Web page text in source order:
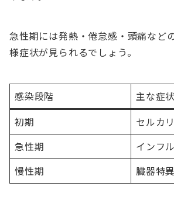
急性期には発熱・倦怠感・頭痛など
様症状が見られるでしょう。
感染段階
主な症状
初期
セルカ
急性期
インフ
慢性期
臓器特